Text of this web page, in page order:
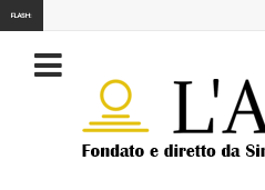
FLASH: